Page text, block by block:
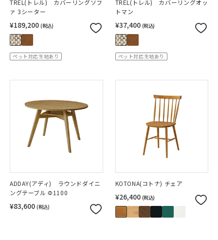
TREL(トレル) カバーリングソフ
ァ 3シーター
¥189,200 (税込)
ペット対応生地あり
TREL(トレル) カバーリングオッ
トマン
¥37,400 (税込)
ペット対応生地あり
ADDAY(アディ) ラウンドダイニ
ングテーブル Φ1100
¥83,600 (税込)
KOTONA(コトナ) チェア
¥26,400 (税込)